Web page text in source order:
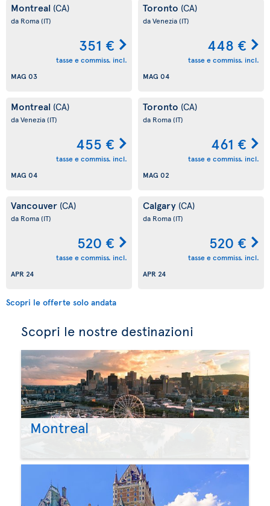
Montreal (CA)
da Roma(IT)
351 €
tasse e commiss. incl.
MAG 03
Toronto (CA)
da Venezia(IT)
448 €
tasse e commiss. incl.
MAG 04
Montreal (CA)
da Venezia(IT)
455 €
tasse e commiss. incl.
MAG 04
Toronto (CA)
da Roma(IT)
461 €
tasse e commiss. incl.
MAG 02
Vancouver (CA)
da Roma(IT)
520 €
tasse e commiss. incl.
APR 24
Calgary (CA)
da Roma(IT)
520 €
tasse e commiss. incl.
APR 24
Scopri le offerte solo andata
Scopri le nostre destinazioni
Montreal